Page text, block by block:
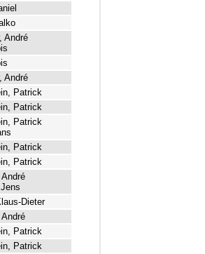
André
André
Patrick
Patrick
Patrick
Patrick
Patrick
Dieter
Patrick
Patrick